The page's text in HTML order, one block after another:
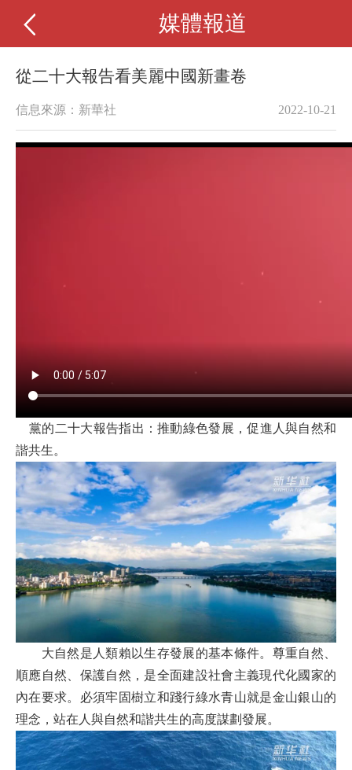
媒體報道
從二十大報告看美麗中國新畫卷
信息來源：新華社 2022-10-21
黨的二十大報告指出：推動綠色發展，促進人與自然和
諧共生。
大自然是人類賴以生存發展的基本條件。尊重自然、
順應自然、保護自然，是全面建設社會主義現代化國家的
內在要求。必須牢固樹立和踐行綠水青山就是金山銀山的
理念，站在人與自然和諧共生的高度謀劃發展。